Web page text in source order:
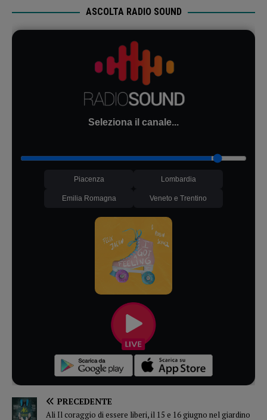
ASCOLTA RADIO SOUND
Seleziona il canale...
Piacenza Lombardia
Emilia Romagna Veneto e Trentino
PRECEDENTE
Ali Il coraggio di essere liberi, il 15 e 16 giugno nel giardino